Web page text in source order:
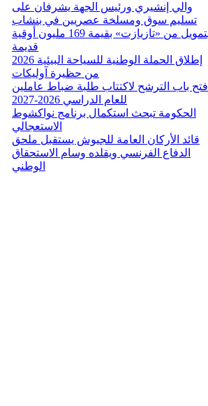
والي إنشيري ورئيس الجهة يشرفان على
تسليم سوق ومسلخة عصريين في بنشاب
بتمويل من «تازيازت» بقيمة 169 مليون أوقية
قديمة
إطلاق الحملة الوطنية للسياحة البيئية 2026
من حظيرة آوليكات
فتح باب الترشح لاكتتاب طلبة ضباط عاملين
للعام الدراسي 2026-2027
الحكومة تبحث استكمال برنامج نواكشوط
الاستعجالي
قائد الأركان العامة للجيوش يستقبل ملحق
الدفاع الفرنسي ويقلده وسام الاستحقاق
الوطني